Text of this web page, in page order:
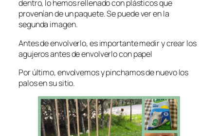
dentro, lo hemos rellenado con plásticos que
provenían de un paquete. Se puede ver en la
segunda imagen.
Antes de envolverlo, es importante medir y crear los
agujeros antes de envolverlo con papel
Por último, envolvemos y pinchamos de nuevo los
palos en su sitio.